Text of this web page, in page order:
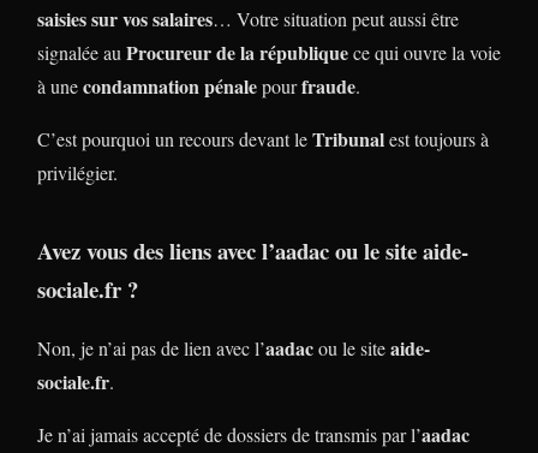
saisies sur vos salaires… Votre situation peut aussi être
signalée au Procureur de la républiquece qui ouvre la voie
à unecondamnation pénalepourfraude.
C’est pourquoi un recours devant leTribunalest toujours à
privilégier.
Avez vous des liens avec l’aadac ou le site aide-
sociale.fr ?
Non, je n’ai pas de lien avec l’aadacou le siteaide-
sociale.fr.
Je n’ai jamais accepté de dossiers de transmis par l’aadac